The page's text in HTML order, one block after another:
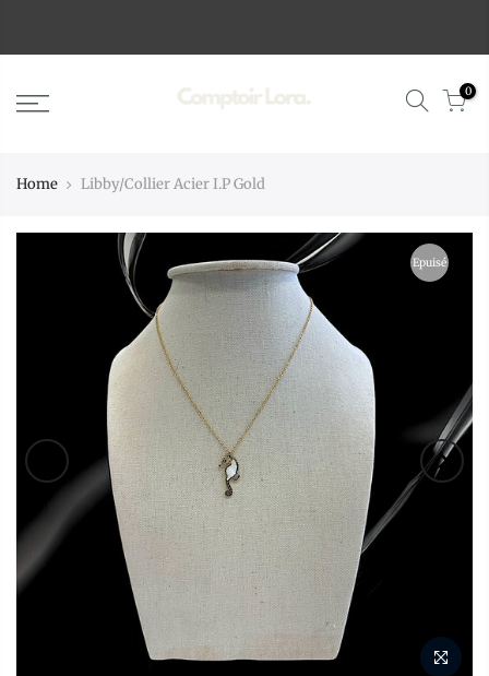
0
Home Libby/Collier Acier I.P Gold
Epuisé